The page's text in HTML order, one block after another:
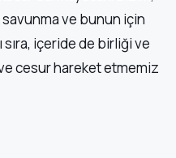
savunma ve bunun için
sıra, içeride de birliği ve
ve cesur hareket etmemiz